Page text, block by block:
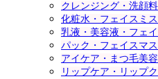
クレンジング・洗顔料
化粧水・フェイスミ
乳液・美容液・フェ
パック・フェイスマ
アイケア・まつ毛美
リップケア・リップ